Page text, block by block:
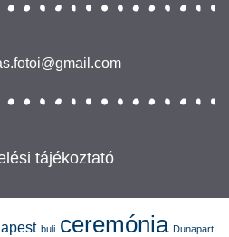
tájékoztató
buli ceremónia Dunapart